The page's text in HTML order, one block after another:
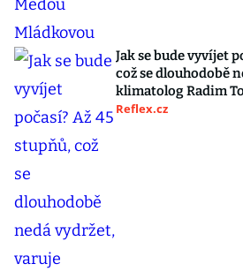
Jak se bude vyvíjet
což se dlouhodobě
klimatolog Radim
Reflex.cz